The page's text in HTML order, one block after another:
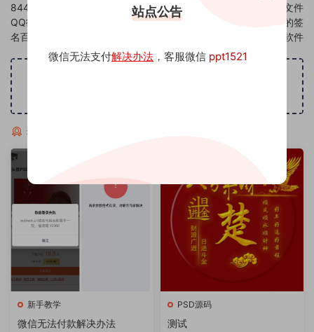
844头像psd素材源码模板源文件
QQ微信抖音快手小红书很火的签
名百家姓氏头像制作教程软件
846头像psd素材源码模板源文件
QQ微信抖音快手小红书很火的签
名百家姓氏头像制作教程软件
猜你喜欢
新手教学
微信无法付款解决办法
PSD源码
测试
站点公告
微信无法支付解决办法 ，客服微信 ppt1521